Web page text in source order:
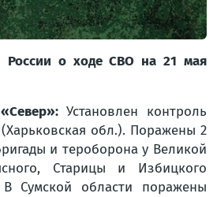
России о ходе СВО на 21 мая
Установлен контроль
обл.). Поражены 2
и тероборона у Великой
Старицы и Избицкого
В Сумской области поражены